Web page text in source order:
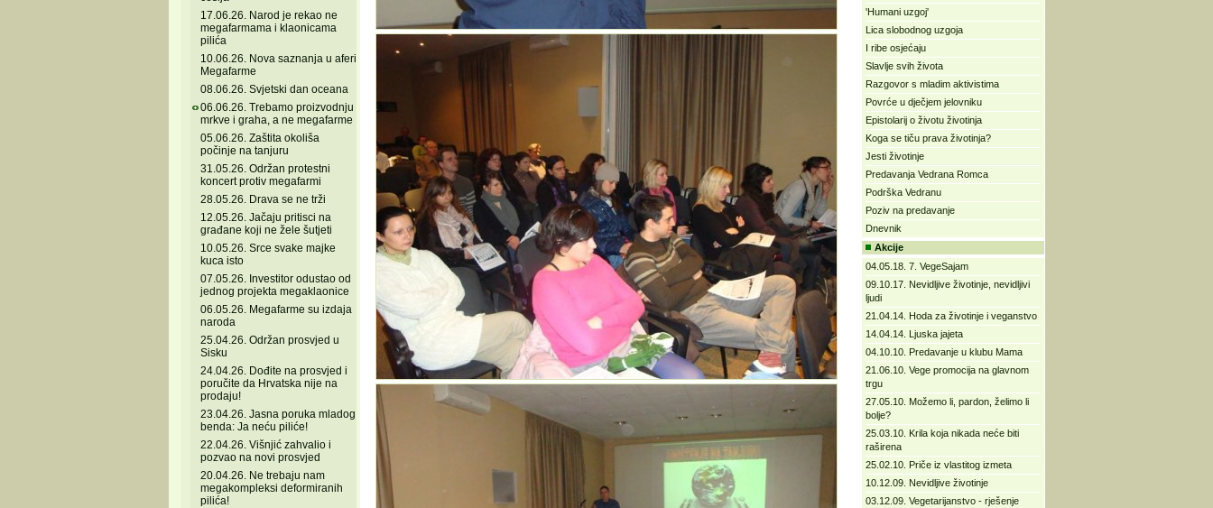
17.06.26. Narod je rekao ne
megafarmama i klaonicama
pilića
10.06.26. Nova saznanja u aferi
Megafarme
08.06.26. Svjetski dan oceana
06.06.26. Trebamo proizvodnju
mrkve i graha, a ne megafarme
05.06.26. Zaštita okoliša
počinje na tanjuru
31.05.26. Održan protestni
koncert protiv megafarmi
28.05.26. Drava se ne trži
12.05.26. Jačaju pritisci na
građane koji ne žele šutjeti
10.05.26. Srce svake majke
kuca isto
07.05.26. Investitor odustao od
jednog projekta megaklaonice
06.05.26. Megafarme su izdaja
naroda
25.04.26. Održan prosvjed u
Sisku
24.04.26. Dođite na prosvjed i
poručite da Hrvatska nije na
prodaju!
23.04.26. Jasna poruka mladog
benda: Ja neću piliće!
22.04.26. Višnjić zahvalio i
pozvao na novi prosvjed
20.04.26. Ne trebaju nam
megakompleksi deformiranih
pilića!
'Humani uzgoj'
Lica slobodnog uzgoja
I ribe osjećaju
Slavlje svih života
Razgovor s mladim aktivistima
Povrće u dječjem jelovniku
Epistolarij o životu životinja
Koga se tiču prava životinja?
Jesti životinje
Predavanja Vedrana Romca
Podrška Vedranu
Poziv na predavanje
Dnevnik
Akcije
04.05.18. 7. VegeSajam
09.10.17. Nevidljive životinje, nevidljivi
ljudi
21.04.14. Hoda za životinje i veganstvo
14.04.14. Ljuska jajeta
04.10.10. Predavanje u klubu Mama
21.06.10. Vege promocija na glavnom
trgu
27.05.10. Možemo li, pardon, želimo li
bolje?
25.03.10. Krila koja nikada neće biti
raširena
25.02.10. Priče iz vlastitog izmeta
10.12.09. Nevidljive životinje
03.12.09. Vegetarijanstvo - rješenje